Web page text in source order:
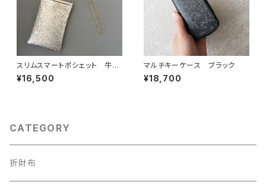
スリムスマートポシェット 牛革
型押ゴールド
¥16,500
マルチキーケース ブラック
¥18,700
CATEGORY
折財布